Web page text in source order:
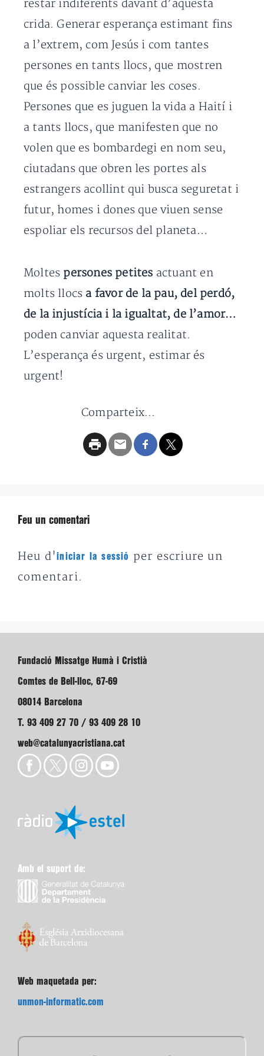
restar indiferents davant d’aquesta
crida. Generar esperança estimant fins
a l’extrem, com Jesús i com tantes
persones en tants llocs, que mostren
que és possible canviar les coses.
Persones que es juguen la vida a Haití i
a tants llocs, que manifesten que no
volen que es bombardegi en nom seu,
ciutadans que obren les portes als
estrangers acollint qui busca seguretat i
futur, homes i dones que viuen sense
espoliar els recursos del planeta…
Moltes persones petites actuant en
molts llocs a favor de la pau, del perdó,
de la injustícia i la igualtat, de l’amor…
poden canviar aquesta realitat.
L’esperança és urgent, estimar és
urgent!
Comparteix...
Feu un comentari
Heu d'iniciar la sessió
per escriure un
comentari.
Fundació Missatge Humà i Cristià
Comtes de Bell-lloc, 67-69
08014 Barcelona
T. 93 409 27 70 / 93 409 28 10
web@catalunyacristiana.cat
Amb el suport de:
Web maquetada per:
unmon-informatic.com